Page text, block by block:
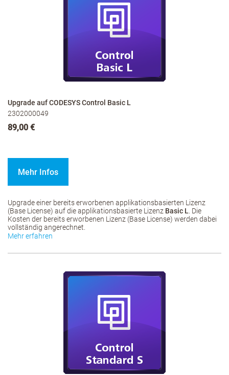
Upgrade auf CODESYS Control Basic L
2302000049
89,00 €
Mehr Infos
Upgrade einer bereits erworbenen applikationsbasierten Lizenz
(Base License) auf die applikationsbasierte Lizenz Basic L . Die
Kosten der bereits erworbenen Lizenz (Base License) werden dabei
vollständig angerechnet.
Mehr erfahren